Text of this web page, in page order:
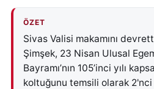
ÖZET
Sivas Valisi makamını
Şimşek, 23 Nisan Ulusal
Bayramı’nın 105’inci yılı
koltuğunu temsili olarak 2'nci